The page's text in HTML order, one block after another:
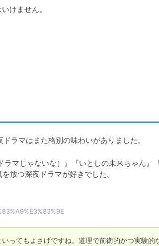
けません。
ラマはまた格別の味わいがありました。
ラマじゃないな）』『いとしの未来ちゃん』
放つ深夜ドラマが好きでした。
ってもよさげですね。道理で前衛的かつ実験的